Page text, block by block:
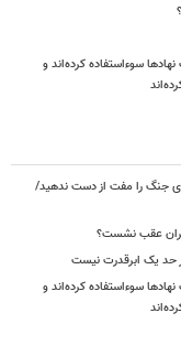
سوءاستفاده کرده‌اند و
جنگ را مفت از دست ندهید/
عقب نشست؟
حد یک ابرقدرت نیست
سوءاستفاده کرده‌اند و